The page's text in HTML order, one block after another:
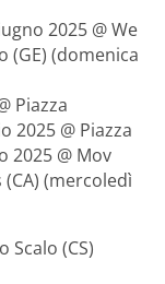
2025 @ We
(GE) (domenica
Piazza
2025 @ Piazza
2025 @ Mov
(mercoledì
Scalo (CS)